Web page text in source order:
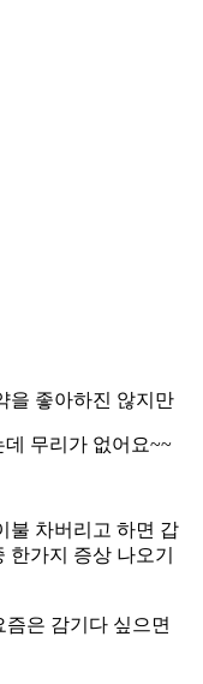
을 좋아하진 않지만
무리가 없어요~~
불 차버리고 하면 갑
한가지 증상 나오기
즘은 감기다 싶으면